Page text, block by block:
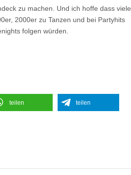
zu machen. Und ich hoffe dass viele
2000er zu Tanzen und bei Partyhits
folgen würden.
teilen teilen